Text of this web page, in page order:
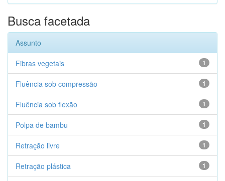
Busca facetada
Assunto
1
Fibras vegetais
1
Fluência sob compressão
1
Fluência sob flexão
1
Polpa de bambu
1
Retração livre
1
Retração plástica